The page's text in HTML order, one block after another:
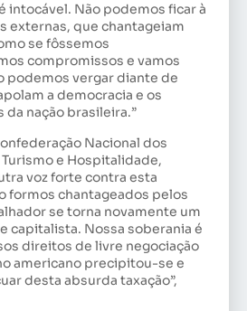
intocável. Não podemos ficar à
externas, que chantageiam
se fôssemos
compromissos e vamos
podemos vergar diante de
a democracia e os
nação brasileira.”
Nacional dos
e Hospitalidade,
voz forte contra esta
formos chantageados pelos
se torna novamente um
capitalista. Nossa soberania é
direitos de livre negociação
americano precipitou-se e
desta absurda taxação”,